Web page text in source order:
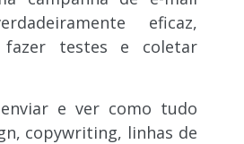
eficaz,
fazer testes e coletar
e ver como tudo
copywriting, linhas de